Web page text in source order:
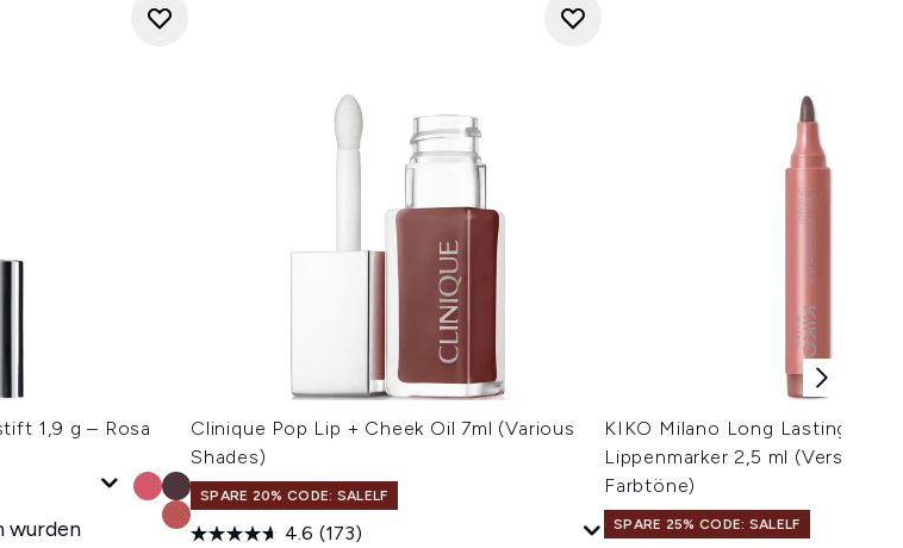
1,9 g – Rosa
wurden
Clinique Pop Lip + Cheek Oil 7ml (Various
Shades)
SPARE 20% CODE: SALELF
4.6 (173)
KIKO Milano Long Lasting
Lippenmarker 2,5 ml
Farbtöne)
SPARE 25% CODE: SALELF